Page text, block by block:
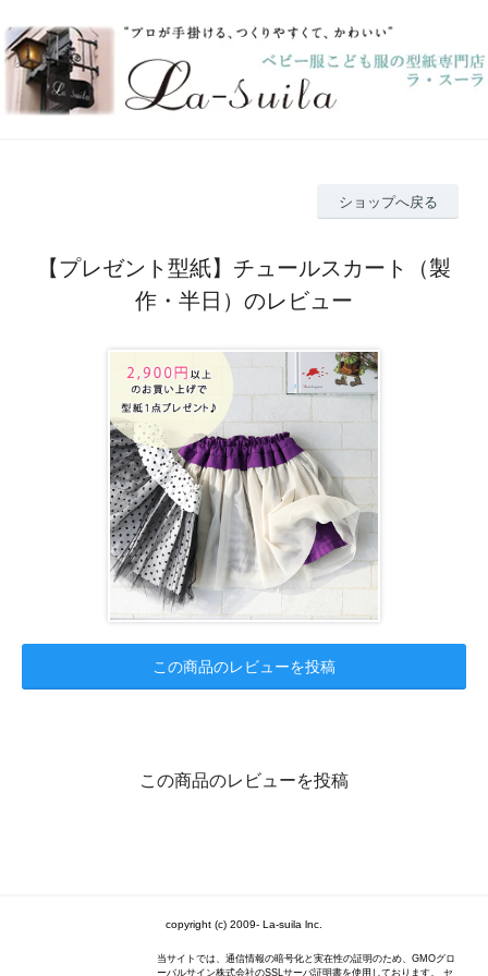
ショップへ戻る
【プレゼント型紙】チュールスカート（製
作・半日）のレビュー
この商品のレビューを投稿
この商品のレビューを投稿
copyright (c) 2009- La-suila lnc.
当サイトでは、通信情報の暗号化と実在性の証明のため、GMOグロ
ーバルサイン株式会社のSSLサーバ証明書を使用しております。 セ